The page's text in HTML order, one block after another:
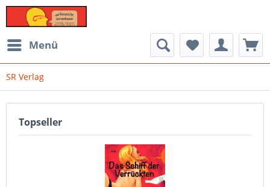
Menü
SR Verlag
Topseller